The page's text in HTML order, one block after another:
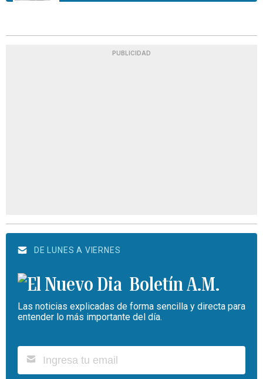
PUBLICIDAD
DE LUNES A VIERNES
Boletín A.M.
Las noticias explicadas de forma sencilla y directa para
entender lo más importante del día.